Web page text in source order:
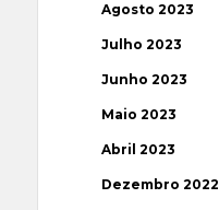
Agosto 2023
Julho 2023
Junho 2023
Maio 2023
Abril 2023
Dezembro 2022